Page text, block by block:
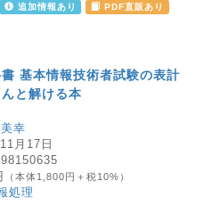
追加情報あり PDF直販あり
基本情報技術者試験の表計
と解ける本
幸
月17日
（本体1,800円＋税10%）
処理